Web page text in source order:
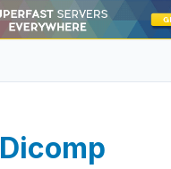
Dicomp